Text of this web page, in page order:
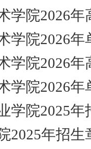
学院2026年
学院2026年
学院2026年
学院2026年
学院2025年
2025年招生